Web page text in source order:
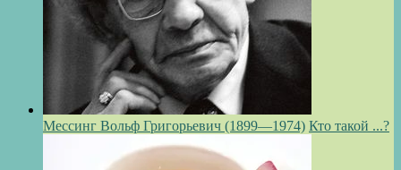
Мессинг Вольф Григорьевич (1899—1974) Кто такой ...?